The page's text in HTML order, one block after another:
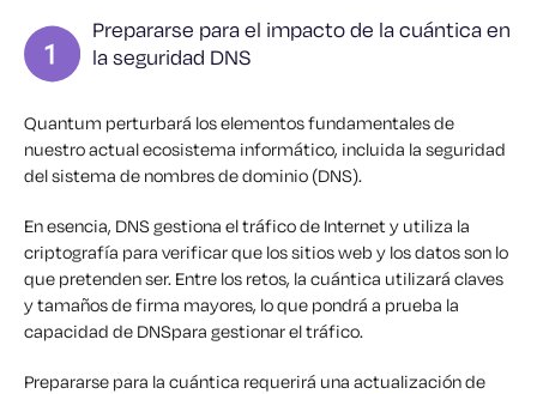
Prepararse para el impacto de la cuántica en
la seguridad DNS
Quantum perturbará los elementos fundamentales de
nuestro actual ecosistema informático, incluida la seguridad
del sistema de nombres de dominio (DNS).
En esencia, DNS gestiona el tráfico de Internet y utiliza la
criptografía para verificar que los sitios web y los datos son lo
que pretenden ser. Entre los retos, la cuántica utilizará claves
y tamaños de firma mayores, lo que pondrá a prueba la
capacidad de DNSpara gestionar el tráfico.
Prepararse para la cuántica requerirá una actualización de